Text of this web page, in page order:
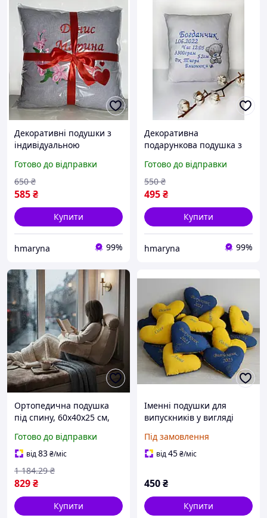
Декоративні подушки з
індивідуальною
замовлення 40*40 см
подарунок для шефа,
колеги, чоловіка.
Готово до відправки
585₴
650 ₴
Купити
hmaryna 99%
Декоративна
подарункова подушка з
вишивкою серцем під
замовлення для
закоханих, дівчини,
дружини
Готово до відправки
495₴
550 ₴
Купити
hmaryna 99%
Ортопедична подушка
під спину, 60х40х25 см,
дивану / Подушка-крісло
для читання з
підлокітниками та
валиком
Готово до відправки
від83₴/міс
829₴
1 184.29 ₴
Купити
Іменні подушки для
випускників у вигляді
Під замовлення
від45₴/міс
450₴
Купити